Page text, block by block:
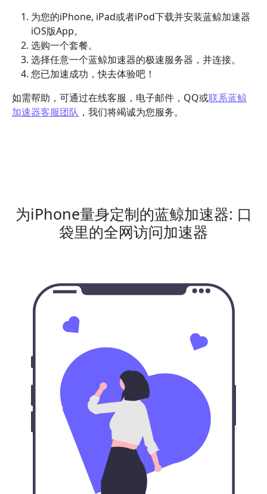
为您的iPhone, iPad或者iPod下载并安装蓝鲸加速器
iOS版App。
选购一个套餐。
选择任意一个蓝鲸加速器的极速服务器，并连接。
您已加速成功，快去体验吧！
如需帮助，可通过在线客服，电子邮件，QQ或联系蓝鲸
加速器客服团队 ，我们将竭诚为您服务。
为iPhone量身定制的蓝鲸加速器: 口
袋里的全网访问加速器